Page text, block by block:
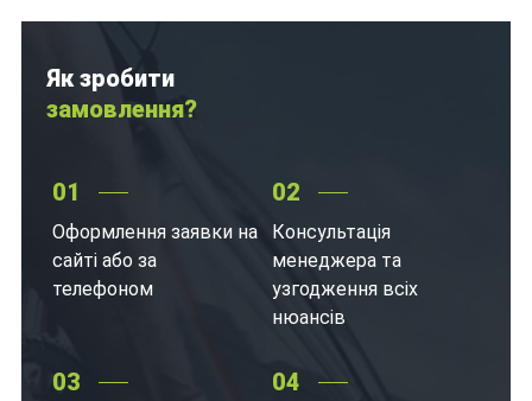
Як зробити
замовлення?
01
Оформлення заявки на
сайті або за
телефоном
02
Консультація
менеджера та
узгодження всіх
нюансів
03 04